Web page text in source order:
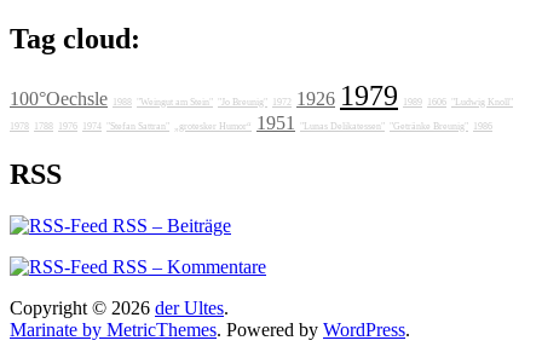
Tag cloud:
100°Oechsle 1988 "Weingut am Stein" "Jo Breunig" 1972 1926 1979 1989 1606 "Ludwig Knoll"
1978 1788 1976 1974 "Stefan Sattran" „grotesker Humor“ 1951 "Lunas Delikatessen" "Getränke Breunig" 1986
RSS
RSS – Beiträge
RSS – Kommentare
Copyright © 2026 der Ultes.
Marinate by MetricThemes. Powered by WordPress.